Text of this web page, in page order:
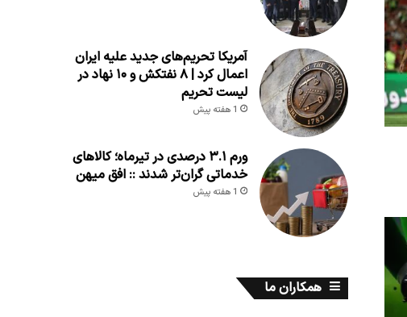
آمریکا تحریم‌های جدید علیه ایران
اعمال کرد | ۸ نفتکش و ۱۰ نهاد در
لیست تحریم
1 هفته پیش
ورم ۳.۱ درصدی در تیرماه؛ کالاهای
خدماتی گران‌تر شدند :: افق میهن
1 هفته پیش
همکاران ما